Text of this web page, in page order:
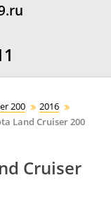
200
2016
Land Cruiser 200
Cruiser